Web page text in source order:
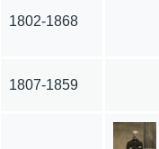
1802-1868
1807-1859